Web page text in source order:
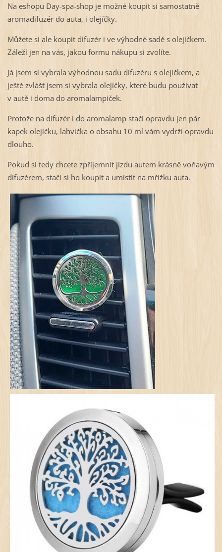
Na eshopu Day-spa-shop je možné koupit si samostatně
aromadifuzér do auta, i olejíčky.
Můžete si ale koupit difuzér i ve výhodné sadě s olejíčkem.
Záleží jen na vás, jakou formu nákupu si zvolíte.
Já jsem si vybrala výhodnou sadu difuzéru s olejíčkem, a
ještě zvlášť jsem si vybrala olejíčky, které budu používat
v autě i doma do aromalampiček.
Protože na difuzér i do aromalamp stačí opravdu jen pár
kapek olejíčku, lahvička o obsahu 10 ml vám vydrží opravdu
dlouho.
Pokud si tedy chcete zpříjemnit jízdu autem krásně voňavým
difuzérem, stačí si ho koupit a umístit na mřížku auta.